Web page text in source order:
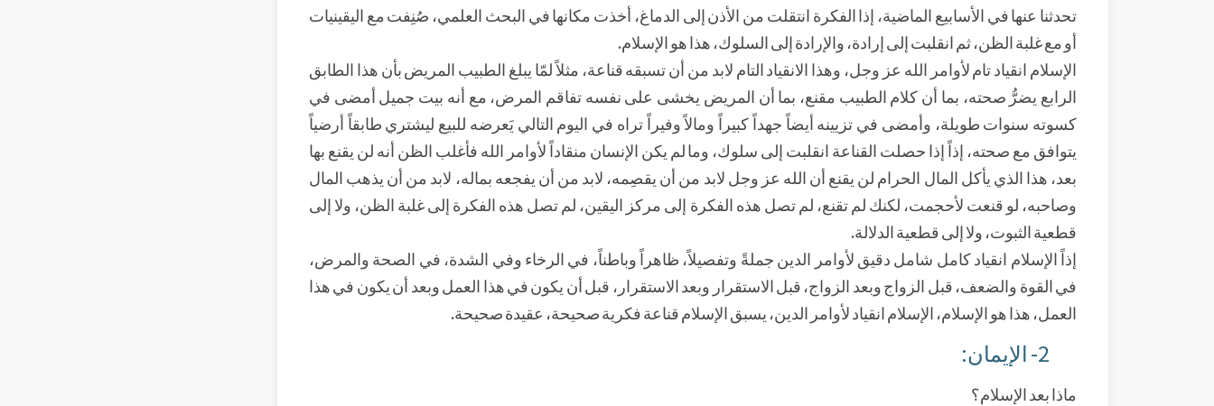
تحدثنا عنها في الأسابيع الماضية، إذا الفكرة انتقلت من الأذن إلى الدماغ، أخذت مكانها في البحث العلمي، صُنِفت مع اليقينيات
أو مع غلبة الظن، ثم انقلبت إلى إرادة، والإرادة إلى السلوك، هذا هو الإسلام.
الإسلام انقياد تام لأوامر الله عز وجل، وهذا الانقياد التام لابد من أن تسبقه قناعة، مثلاً لمّا يبلغ الطبيب المريض بأن هذا الطابق
الرابع يضرُّ صحته، بما أن كلام الطبيب مقنع، بما أن المريض يخشى على نفسه تفاقم المرض، مع أنه بيت جميل أمضى في
كسوته سنوات طويلة، وأمضى في تزيينه أيضاً جهداً كبيراً ومالاً وفيراً تراه في اليوم التالي يَعرضه للبيع ليشتري طابقاً أرضياً
يتوافق مع صحته، إذاً إذا حصلت القناعة انقلبت إلى سلوك، وما لم يكن الإنسان منقاداً لأوامر الله فأغلب الظن أنه لن يقنع بها
بعد، هذا الذي يأكل المال الحرام لن يقنع أن الله عز وجل لابد من أن يقصِمه، لابد من أن يفجعه بماله، لابد من أن يذهب المال
وصاحبه، لو قنعت لأحجمت، لكنك لم تقنع، لم تصل هذه الفكرة إلى مركز اليقين، لم تصل هذه الفكرة إلى غلبة الظن، ولا إلى
قطعية الثبوت، ولا إلى قطعية الدلالة.
إذاً الإسلام انقياد كامل شامل دقيق لأوامر الدين جملةً وتفصيلاً، ظاهراً وباطناً، في الرخاء وفي الشدة، في الصحة والمرض،
في القوة والضعف، قبل الزواج وبعد الزواج، قبل الاستقرار وبعد الاستقرار، قبل أن يكون في هذا العمل وبعد أن يكون في هذا
العمل، هذا هو الإسلام، الإسلام انقياد لأوامر الدين، يسبق الإسلام قناعة فكرية صحيحة، عقيدة صحيحة.
2- الإيمان:
ماذا بعد الإسلام؟